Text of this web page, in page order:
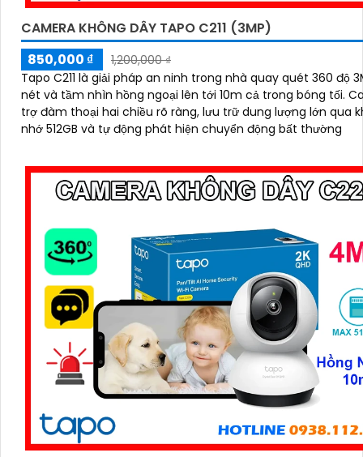
CAMERA KHÔNG DÂY TAPO C211 (3MP)
850,000 ₫
1,200,000 ₫
Tapo C211 là giải pháp an ninh trong nhà quay quét 360 độ
nét và tầm nhìn hồng ngoại lên tới 10m cả trong bóng tối. Camera hỗ
trợ đàm thoại hai chiều rõ ràng, lưu trữ dung lượng lớn qua
nhớ 512GB và tự động phát hiện chuyển động bất thường